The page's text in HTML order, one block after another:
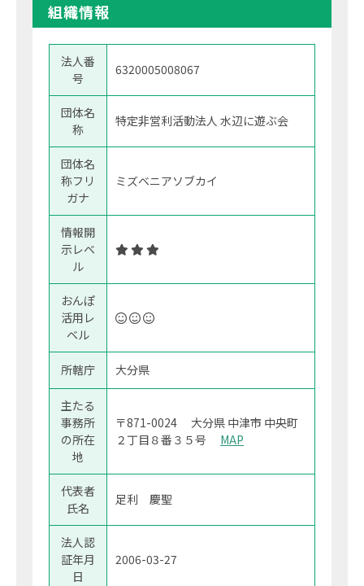
組織情報
法人番
号
6320005008067
団体名
称
特定非営利活動法人 水辺に遊ぶ会
団体名
称フリ
ガナ
ミズベニアソブカイ
情報開
示レベ
ル
おんぽ
活用レ
ベル
所轄庁 大分県
主たる
事務所
の所在
地
〒871-0024 大分県 中津市 中央町
２丁目８番３５号 MAP
代表者
氏名
足利 慶聖
法人認
証年月
日
2006-03-27